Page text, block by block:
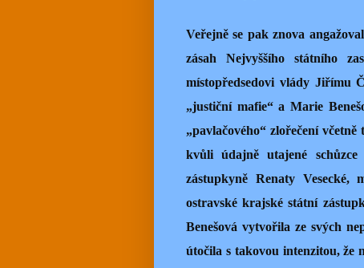
Veřejně se pak znova
zásah Nejvyššího státního
místopředsedovi vlády Jiřímu
„justiční mafie“ a Marie
„pavlačového“ zlořečení
kvůli údajně utajené
zástupkyně Renaty Vesecké,
ostravské krajské státní
Benešová vytvořila ze svých
útočila s takovou intenzitou, že